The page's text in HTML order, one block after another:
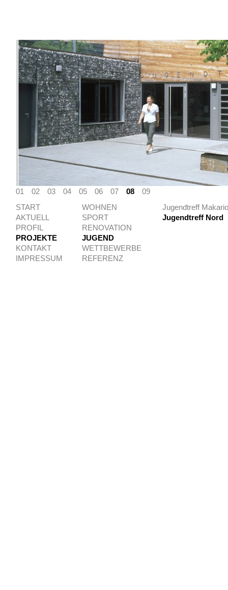
01 02 03 04 05 06 07 08
09
START
AKTUELL
PROFIL
PROJEKTE
KONTAKT
IMPRESSUM
Jugendtreff
Jugendtreff Nord
WOHNEN
SPORT
RENOVATION
JUGEND
WETTBEWERBE
REFERENZ